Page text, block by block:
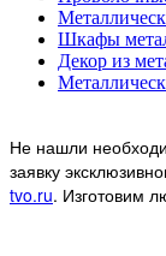
Шкафы
Декор из
Не нашли
заявку
tvo.ru. Изготовим